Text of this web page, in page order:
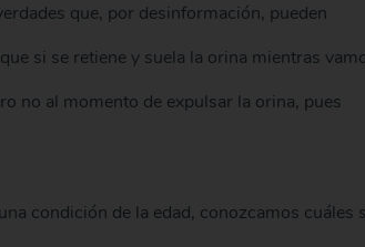
que, por desinformación, pueden
si se retiene y suela la orina mientras
no al momento de expulsar la orina, pues
condición de la edad, conozcamos cuáles